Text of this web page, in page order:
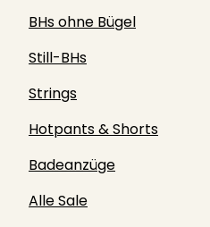
BHs ohne Bügel
Still-BHs
Strings
Hotpants & Shorts
Badeanzüge
Alle Sale